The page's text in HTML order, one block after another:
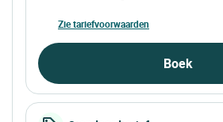
Zie tariefvoorwaarden
Boek